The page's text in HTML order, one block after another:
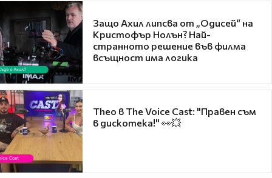
Защо Ахил липсва от „Одисей“ на
Кристофър Нолън? Най-
странното решение във филма
всъщност има логика
Theo в The Voice Cast: "Правен съм
в дискотека!" 👀💥